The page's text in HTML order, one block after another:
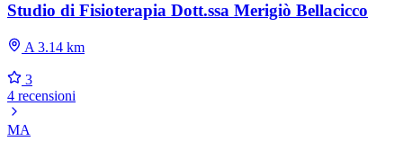
Studio di Fisioterapia Dott.ssa Merigiò Bellacicco
A 3.14 km
3
4 recensioni
MA